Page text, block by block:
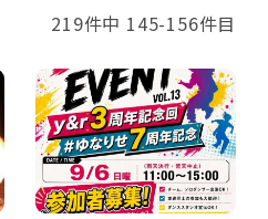
219件中 145-156件目